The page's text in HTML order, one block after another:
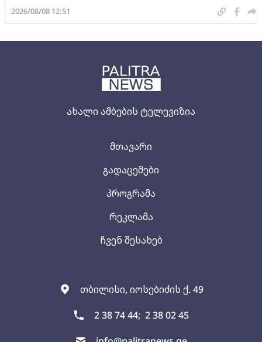
ახალი ამბების ტელევიზია
თბილისი, იოსებიძის ქ. 49
2 38 74 44; 2 38 02 45
მთავარი
გადაცემები
პროგრამა
რეკლამა
ჩვენ შესახებ
2026/08/08 12:51